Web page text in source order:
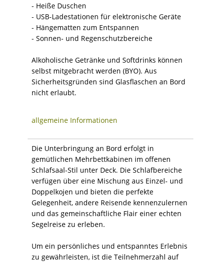
- Heiße Duschen
- USB-Ladestationen für elektronische Geräte
- Hängematten zum Entspannen
- Sonnen- und Regenschutzbereiche
Alkoholische Getränke und Softdrinks können
selbst mitgebracht werden (BYO). Aus
Sicherheitsgründen sind Glasflaschen an Bord
nicht erlaubt.
allgemeine Informationen
Die Unterbringung an Bord erfolgt in
gemütlichen Mehrbettkabinen im offenen
Schlafsaal-Stil unter Deck. Die Schlafbereiche
verfügen über eine Mischung aus Einzel- und
Doppelkojen und bieten die perfekte
Gelegenheit, andere Reisende kennenzulernen
und das gemeinschaftliche Flair einer echten
Segelreise zu erleben.
Um ein persönliches und entspanntes Erlebnis
zu gewährleisten, ist die Teilnehmerzahl auf